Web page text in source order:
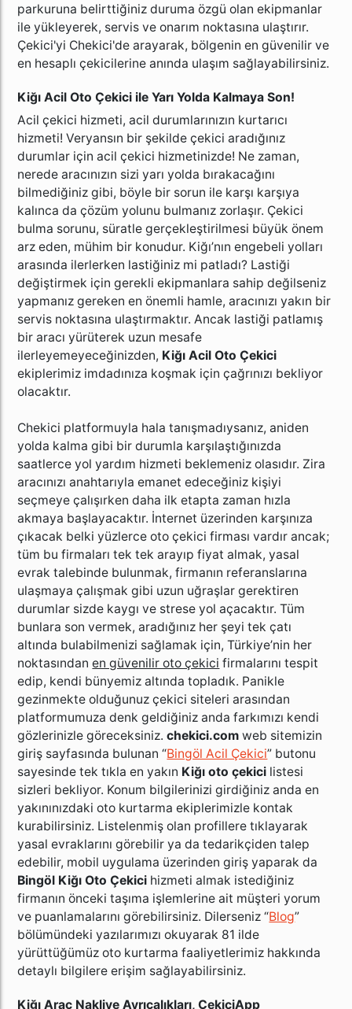
parkuruna belirttiğiniz duruma özgü olan ekipmanlar
ile yükleyerek, servis ve onarım noktasına ulaştırır.
Çekici'yi Chekici'de arayarak, bölgenin en güvenilir ve
en hesaplı çekicilerine anında ulaşım sağlayabilirsiniz.
Kiğı Acil Oto Çekici ile Yarı Yolda Kalmaya Son!
Acil çekici hizmeti, acil durumlarınızın kurtarıcı
hizmeti! Veryansın bir şekilde çekici aradığınız
durumlar için acil çekici hizmetinizde! Ne zaman,
nerede aracınızın sizi yarı yolda bırakacağını
bilmediğiniz gibi, böyle bir sorun ile karşı karşıya
kalınca da çözüm yolunu bulmanız zorlaşır. Çekici
bulma sorunu, süratle gerçekleştirilmesi büyük önem
arz eden, mühim bir konudur. Kiğı’nın engebeli yolları
arasında ilerlerken lastiğiniz mi patladı? Lastiği
değiştirmek için gerekli ekipmanlara sahip değilseniz
yapmanız gereken en önemli hamle, aracınızı yakın bir
servis noktasına ulaştırmaktır. Ancak lastiği patlamış
bir aracı yürüterek uzun mesafe
ilerleyemeyeceğinizden, Kiğı Acil Oto Çekici
ekiplerimiz imdadınıza koşmak için çağrınızı bekliyor
olacaktır.
Chekici platformuyla hala tanışmadıysanız, aniden
yolda kalma gibi bir durumla karşılaştığınızda
saatlerce yol yardım hizmeti beklemeniz olasıdır. Zira
aracınızı anahtarıyla emanet edeceğiniz kişiyi
seçmeye çalışırken daha ilk etapta zaman hızla
akmaya başlayacaktır. İnternet üzerinden karşınıza
çıkacak belki yüzlerce oto çekici firması vardır ancak;
tüm bu firmaları tek tek arayıp fiyat almak, yasal
evrak talebinde bulunmak, firmanın referanslarına
ulaşmaya çalışmak gibi uzun uğraşlar gerektiren
durumlar sizde kaygı ve strese yol açacaktır. Tüm
bunlara son vermek, aradığınız her şeyi tek çatı
altında bulabilmenizi sağlamak için, Türkiye’nin her
noktasındanen güvenilir oto çekici firmalarını tespit
edip, kendi bünyemiz altında topladık. Panikle
gezinmekte olduğunuz çekici siteleri arasından
platformumuza denk geldiğiniz anda farkımızı kendi
gözlerinizle göreceksiniz.chekici.com web sitemizin
giriş sayfasında bulunan “Bingöl Acil Çekici” butonu
sayesinde tek tıkla en yakın Kiğı oto çekici listesi
sizleri bekliyor. Konum bilgilerinizi girdiğiniz anda en
yakınınızdaki oto kurtarma ekiplerimizle kontak
kurabilirsiniz. Listelenmiş olan profillere tıklayarak
yasal evraklarını görebilir ya da tedarikçiden talep
edebilir, mobil uygulama üzerinden giriş yaparak da
Bingöl Kiğı Oto Çekici hizmeti almak istediğiniz
firmanın önceki taşıma işlemlerine ait müşteri yorum
ve puanlamalarını görebilirsiniz. Dilerseniz “Blog”
bölümündeki yazılarımızı okuyarak 81 ilde
yürüttüğümüz oto kurtarma faaliyetlerimiz hakkında
detaylı bilgilere erişim sağlayabilirsiniz.
Kiğı Araç Nakliye Ayrıcalıkları, ÇekiciApp